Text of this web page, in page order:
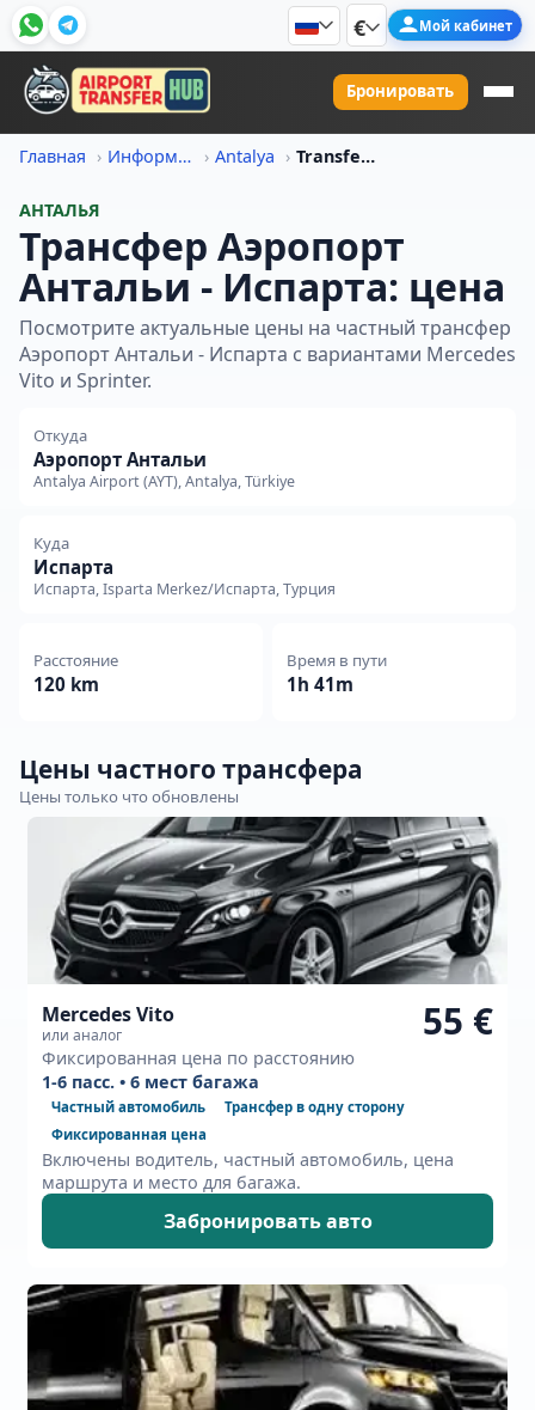
€ Мой кабинет
Бронировать
Главная Информация о ценах на трансфер Antalya Transfer Iz Aeroport Antali V Isparta Tsena
АНТАЛЬЯ
Трансфер Аэропорт
Антальи - Испарта: цена
Посмотрите актуальные цены на частный трансфер
Аэропорт Антальи - Испарта с вариантами Mercedes
Vito и Sprinter.
Откуда
Аэропорт Антальи
Antalya Airport (AYT), Antalya, Türkiye
Куда
Испарта
Испарта, Isparta Merkez/Испарта, Турция
Расстояние
120 km
Время в пути
1h 41m
Цены частного трансфера
Цены только что обновлены
Mercedes Vito
или аналог
Фиксированная цена по расстоянию
55 €
1-6 пасс. • 6 мест багажа
Частный автомобиль
Трансфер в одну сторону
Фиксированная цена
Включены водитель, частный автомобиль, цена
маршрута и место для багажа.
Забронировать авто